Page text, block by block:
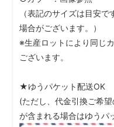
（表記のサイズは目安
場合がございます。）
※生産ロットにより同じ
ございます。
★ゆうパケット配送OK
(ただし、代金引換ご希
が含まれる場合はゆうパ